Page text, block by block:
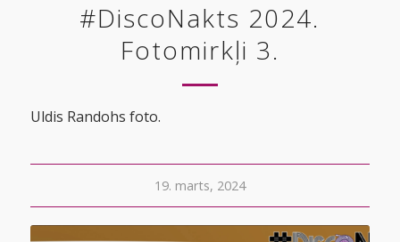
#DiscoNakts 2024.
Fotomirkļi 3.
Uldis Randohs foto.
19. marts, 2024